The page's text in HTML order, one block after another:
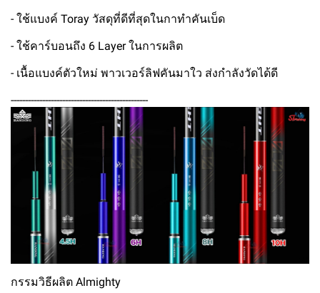
- ใช้แบงค์ Toray วัสดุที่ดีที่สุดในกาทำคันเบ็ด
- ใช้คาร์บอนถึง 6 Layer ในการผลิต
- เนื้อแบงค์ตัวใหม่ พาวเวอร์ลิฟคันมาใว ส่งกำลังวัดได้ดี
------------------------------------------------
กรรมวิธีผลิต Almighty